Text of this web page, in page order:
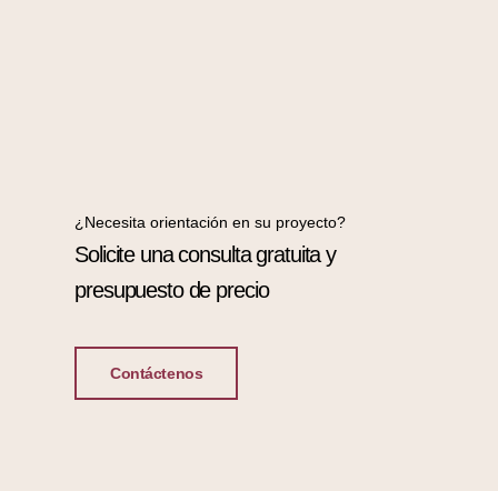
¿Necesita orientación en su proyecto?
Solicite una consulta gratuita y
presupuesto de precio
Contáctenos